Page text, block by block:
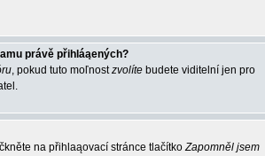
právě přihláąených?
, pokud tuto moľnostzvolíte budete viditelní jen pro
na přihlaąovací stránce tlačítkoZapomněl jsem